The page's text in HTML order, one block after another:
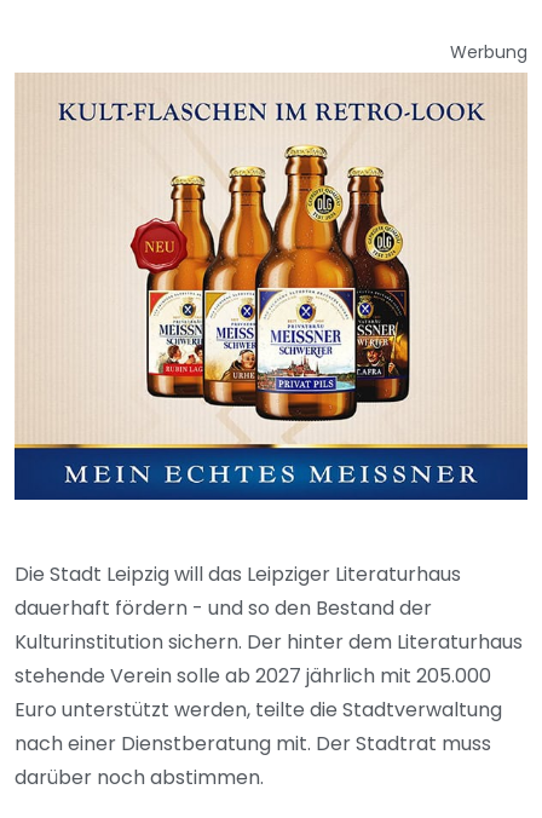
Werbung
Die Stadt Leipzig will das Leipziger Literaturhaus
dauerhaft fördern - und so den Bestand der
Kulturinstitution sichern. Der hinter dem Literaturhaus
stehende Verein solle ab 2027 jährlich mit 205.000
Euro unterstützt werden, teilte die Stadtverwaltung
nach einer Dienstberatung mit. Der Stadtrat muss
darüber noch abstimmen.